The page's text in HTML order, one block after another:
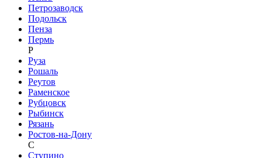
Петрозаводск
Подольск
Пенза
Пермь
Р
Руза
Рошаль
Реутов
Раменское
Рубцовск
Рыбинск
Рязань
Ростов-на-Дону
С
Ступино